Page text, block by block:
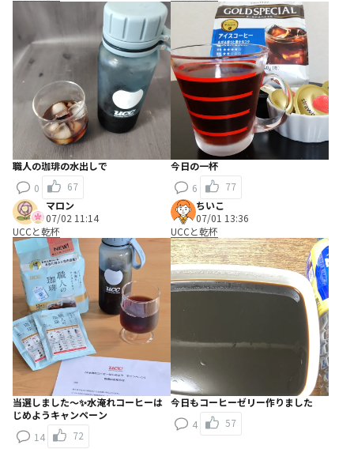
職人の珈琲の水出しで
0
67
今日の一杯
6
77
マロン
07/02 11:14
UCCと乾杯
当選しました～✨水淹れコーヒーは
じめようキャンペーン
14
72
ちいこ
07/01 13:36
UCCと乾杯
今日もコーヒーゼリー作りました
4
57